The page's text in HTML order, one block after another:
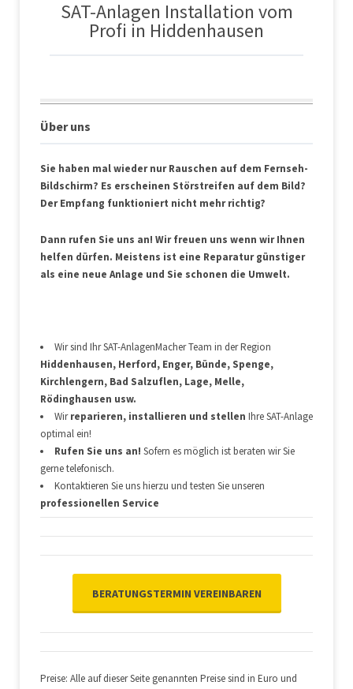
SAT-Anlagen Installation vom
Profi in Hiddenhausen
Über uns
Sie haben mal wieder nur Rauschen auf dem Fernseh-
Bildschirm? Es erscheinen Störstreifen auf dem Bild?
Der Empfang funktioniert nicht mehr richtig?
Dann rufen Sie uns an! Wir freuen uns wenn wir Ihnen
helfen dürfen. Meistens ist eine Reparatur günstiger
als eine neue Anlage und Sie schonen die Umwelt.
Wir sind Ihr SAT-AnlagenMacher Team in der Region
Hiddenhausen, Herford, Enger, Bünde, Spenge,
Kirchlengern, Bad Salzuflen, Lage, Melle,
Rödinghausen usw.
Wirreparieren, installieren und stellen Ihre SAT-Anlage
optimal ein!
Rufen Sie uns an! Sofern es möglich ist beraten wir Sie
gerne telefonisch.
Kontaktieren Sie uns hierzu und testen Sie unseren
professionellen Service
BERATUNGSTERMIN VEREINBAREN
Preise: Alle auf dieser Seite genannten Preise sind in Euro und